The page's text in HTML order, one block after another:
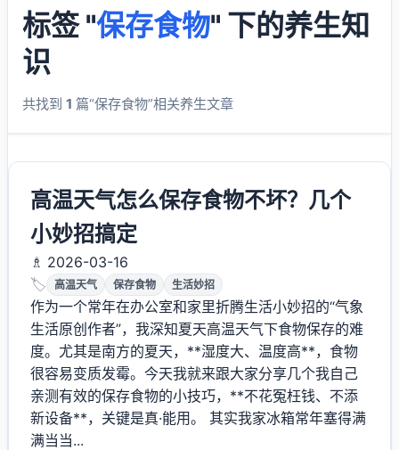
标签 "保存食物" 下的养生知
识
共找到 1 篇“保存食物”相关养生文章
高温天气怎么保存食物不坏？几个
小妙招搞定
♗ 2026-03-16
🏷️
高温天气 保存食物 生活妙招
作为一个常年在办公室和家里折腾生活小妙招的“气象
生活原创作者”，我深知夏天高温天气下食物保存的难
度。尤其是南方的夏天，**湿度大、温度高**，食物
很容易变质发霉。今天我就来跟大家分享几个我自己
亲测有效的保存食物的小技巧，**不花冤枉钱、不添
新设备**，关键是真·能用。 其实我家冰箱常年塞得满
满当当...